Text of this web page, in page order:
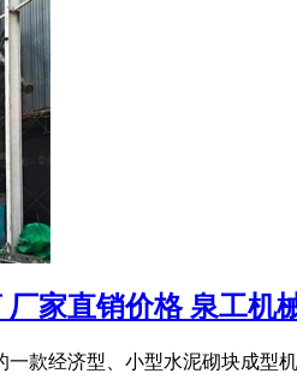
家直销价格 泉工机
款经济型、小型水泥砌块成